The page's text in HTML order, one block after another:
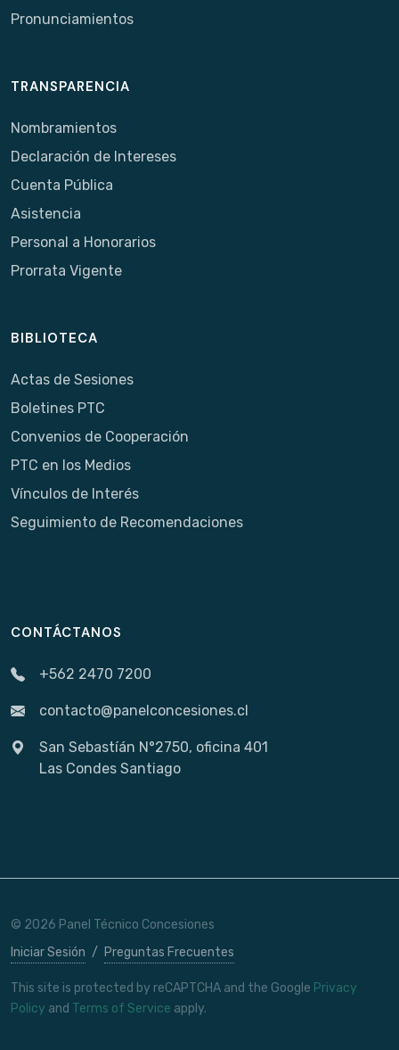
Pronunciamientos
TRANSPARENCIA
Nombramientos
Declaración de Intereses
Cuenta Pública
Asistencia
Personal a Honorarios
Prorrata Vigente
BIBLIOTECA
Actas de Sesiones
Boletines PTC
Convenios de Cooperación
PTC en los Medios
Vínculos de Interés
Seguimiento de Recomendaciones
CONTÁCTANOS
+562 2470 7200
contacto@panelconcesiones.cl
San Sebastíán N°2750, oficina 401
Las Condes Santiago
© 2026 Panel Técnico Concesiones
Iniciar Sesión / Preguntas Frecuentes
This site is protected by reCAPTCHA and the Google Privacy
Policy and Terms of Service apply.